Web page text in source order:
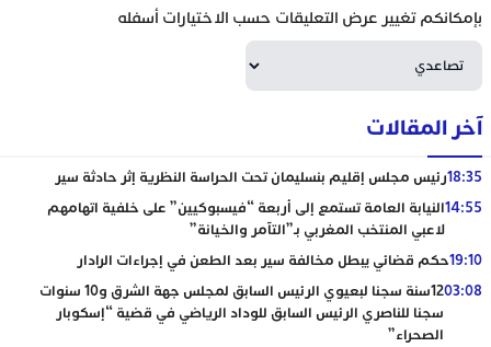
بإمكانكم تغيير عرض التعليقات حسب الاختيارات أسفله
آخر المقالات
18:35رئيس مجلس إقليم بنسليمان تحت الحراسة النظرية إثر حادثة سير
14:55النيابة العامة تستمع إلى أربعة “فيسبوكيين” على خلفية اتهامهم
لاعبي المنتخب المغربي بـ”التآمر والخيانة”
19:10حكم قضائي يبطل مخالفة سير بعد الطعن في إجراءات الرادار
03:08
12سنة سجنا لبعيوي الرئيس السابق لمجلس جهة الشرق و10 سنوات
سجنا للناصري الرئيس السابق للوداد الرياضي في قضية “إسكوبار
الصحراء”